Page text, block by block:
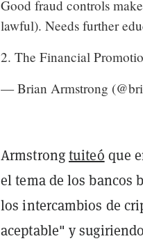
Good fraud controls
lawful). Needs further
2. The Financial
— Brian Armstrong
Armstrongtuiteó que
el tema de los bancos
los intercambios de
aceptable" y